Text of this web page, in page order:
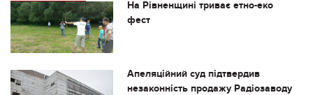
На Рівненщині триває етно-еко
фест
Апеляційний суд підтвердив
незаконність продажу Радіозаводу